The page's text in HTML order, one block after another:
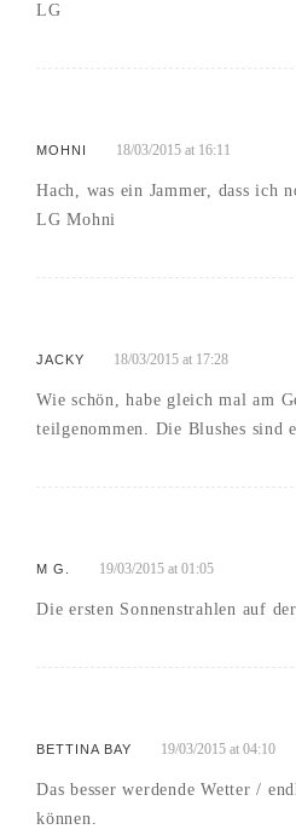
LG
MOHNI 18/03/2015 at 16:11
Hach, was ein Jammer, dass ich
LG Mohni
JACKY 18/03/2015 at 17:28
Wie schön, habe gleich mal am
teilgenommen. Die Blushes sind
M G. 19/03/2015 at 01:05
Die ersten Sonnenstrahlen auf
BETTINA BAY 19/03/2015 at 04:10
Das besser werdende Wetter /
können.